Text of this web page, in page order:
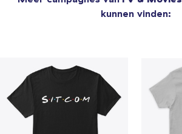
kunnen vinden: